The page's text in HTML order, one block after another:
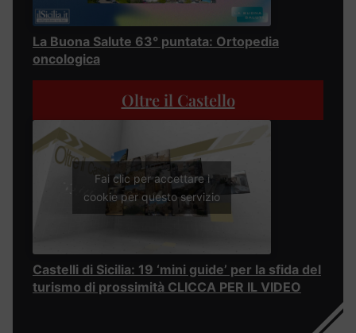
La Buona Salute 63° puntata: Ortopedia
oncologica
Oltre il Castello
Fai clic per accettare i
cookie per questo servizio
Castelli di Sicilia: 19 ‘mini guide’ per la sfida del
turismo di prossimità CLICCA PER IL VIDEO